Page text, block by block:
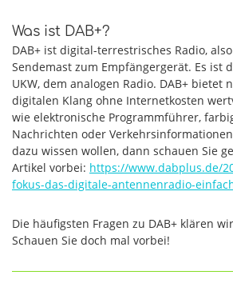
Was ist DAB+?
DAB+ ist digital-terrestrisches Radio,
Sendemast zum Empfängergerät. Es ist
UKW, dem analogen Radio. DAB+ bietet
digitalen Klang ohne Internetkosten
wie elektronische Programmführer,
Nachrichten oder
dazu wissen wollen, dann schauen Sie
Artikel vorbei: https://www.dabplus.de/
fokus-das-digitale-antennenradio-
Die häufigsten Fragen zu DAB+ klären
Schauen Sie doch mal vorbei!